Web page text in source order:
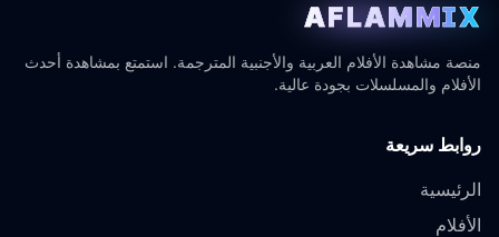
AFLAMMIX
منصة مشاهدة الأفلام العربية والأجنبية المترجمة. استمتع بمشاهدة أحدث
الأفلام والمسلسلات بجودة عالية.
روابط سريعة
الرئيسية
الأفلام